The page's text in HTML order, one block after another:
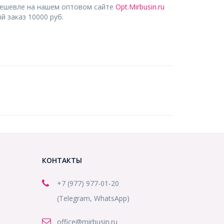
на нашем оптовом сайте Opt.Mirbusin.ru
заказ 10000 руб.
КОНТАКТЫ
+7 (977) 977-01-20
(Telegram, WhatsApp)
office@mirbusin.ru